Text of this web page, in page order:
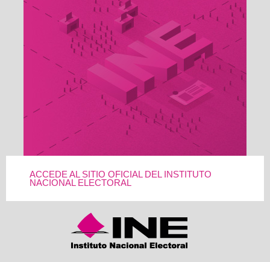
ACCEDE AL SITIO OFICIAL DEL INSTITUTO
NACIONAL ELECTORAL